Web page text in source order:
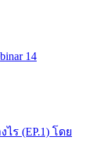
14
ร (EP.1) โดย